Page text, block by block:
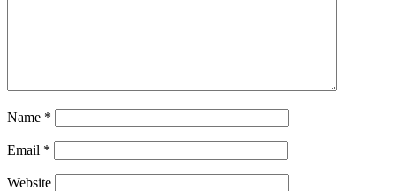
Name *
Email *
Website